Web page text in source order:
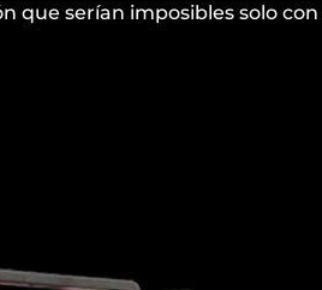
que serían imposibles solo